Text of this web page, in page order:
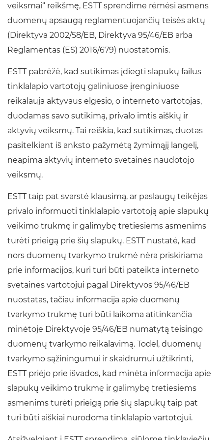
veiksmai“ reikšmę, ESTT sprendime rėmėsi asmens
duomenų apsaugą reglamentuojančių teisės aktų
(Direktyva 2002/58/EB, Direktyva 95/46/EB arba
Reglamentas (ES) 2016/679) nuostatomis.
ESTT pabrėžė, kad sutikimas įdiegti slapukų failus
tinklalapio vartotojų galiniuose įrenginiuose
reikalauja aktyvaus elgesio, o interneto vartotojas,
duodamas savo sutikimą, privalo imtis aiškių ir
aktyvių veiksmų. Tai reiškia, kad sutikimas, duotas
pasitelkiant iš anksto pažymėtą žymimąjį langelį,
neapima aktyvių interneto svetainės naudotojo
veiksmų.
ESTT taip pat svarstė klausimą, ar paslaugų teikėjas
privalo informuoti tinklalapio vartotoją apie slapukų
veikimo trukmę ir galimybę tretiesiems asmenims
turėti prieigą prie šių slapukų. ESTT nustatė, kad
nors duomenų tvarkymo trukmė nėra priskiriama
prie informacijos, kuri turi būti pateikta interneto
svetainės vartotojui pagal Direktyvos 95/46/EB
nuostatas, tačiau informacija apie duomenų
tvarkymo trukmę turi būti laikoma atitinkančia
minėtoje Direktyvoje 95/46/EB numatytą teisingo
duomenų tvarkymo reikalavimą. Todėl, duomenų
tvarkymo sąžiningumui ir skaidrumui užtikrinti,
ESTT priėjo prie išvados, kad minėta informacija apie
slapukų veikimo trukmę ir galimybę tretiesiems
asmenims turėti prieigą prie šių slapukų taip pat
turi būti aiškiai nurodoma tinklalapio vartotojui.